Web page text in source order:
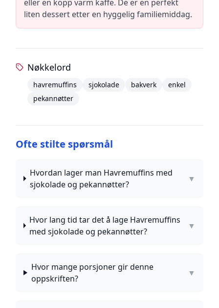
eller en kopp varm kaffe. De er en perfekt
liten dessert etter en hyggelig familiemiddag.
Nøkkelord
havremuffins sjokolade bakverk
enkel
pekannøtter
Ofte stilte spørsmål
Hvordan lager man Havremuffins med
sjokolade og pekannøtter?
▼
Hvor lang tid tar det å lage Havremuffins
med sjokolade og pekannøtter?
▼
Hvor mange porsjoner gir denne
oppskriften?
▼